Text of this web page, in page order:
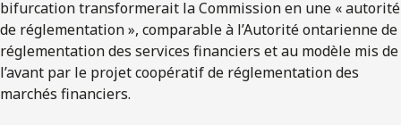
bifurcation transformerait la Commission en une « autorité
de réglementation », comparable à l’Autorité ontarienne de
réglementation des services financiers et au modèle mis de
l’avant par le projet coopératif de réglementation des
marchés financiers.